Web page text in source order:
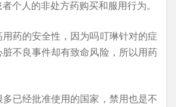
个人的非处方药购买和服用行为。
药的安全性，因为吗叮琳针对的症
不良事件却有致命风险，所以用药
已经批准使用的国家，禁用也是不